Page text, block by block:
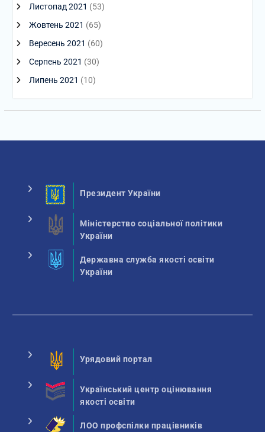
Листопад 2021 (53)
Жовтень 2021 (65)
Вересень 2021 (60)
Серпень 2021 (30)
Липень 2021 (10)
Президент України
Міністерство соціальної політики
України
Державна служба якості освіти
України
Урядовий портал
Український центр оцінювання
якості освіти
ЛОО профспілки працівників